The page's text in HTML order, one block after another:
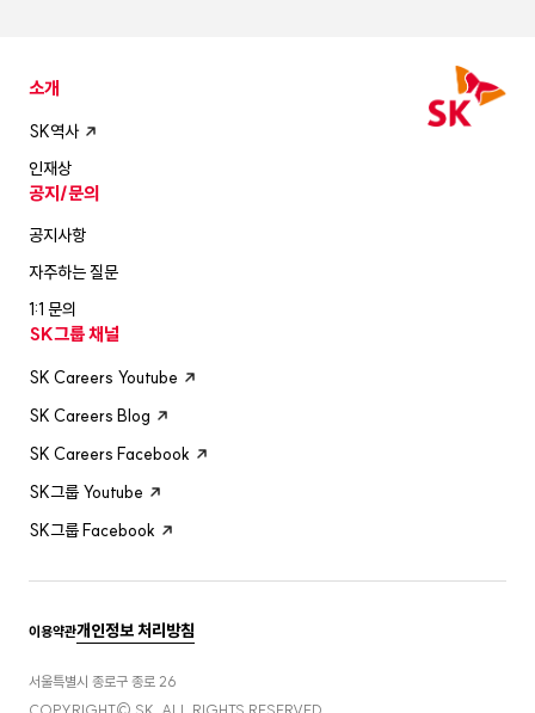
소개
SK역사
인재상
공지/문의
공지사항
자주하는 질문
1:1 문의
SK그룹 채널
SK Careers Youtube
SK Careers Blog
SK Careers Facebook
SK그룹 Youtube
SK그룹 Facebook
이용약관개인정보 처리방침
서울특별시 종로구 종로 26